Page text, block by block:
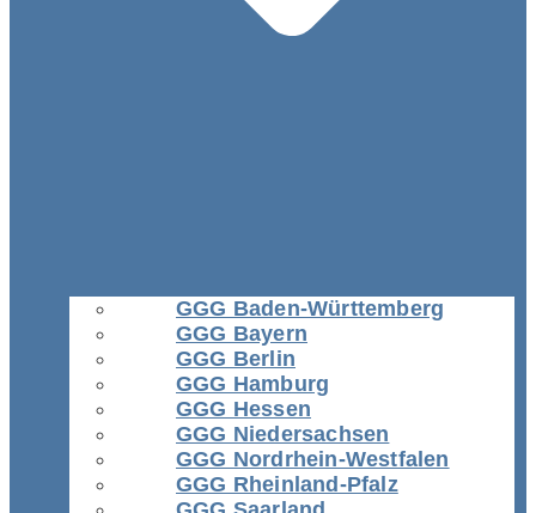
GGG Baden-Württemberg
GGG Bayern
GGG Berlin
GGG Hamburg
GGG Hessen
GGG Niedersachsen
GGG Nordrhein-Westfalen
GGG Rheinland-Pfalz